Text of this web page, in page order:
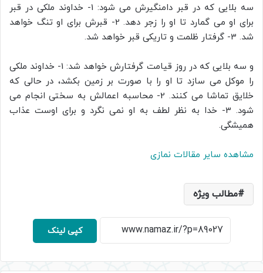
سه بلایی که در قبر دامنگیرش می شود: 1- خداوند ملکی در قبر
برای او می گمارد تا او را زجر دهد. 2- قبرش برای او تنگ خواهد
شد. 3- گرفتار ظلمت و تاریکی قبر خواهد شد.
و سه بلایی که در روز قیامت گرفتارش خواهد شد: 1- خداوند ملکی
را موکل می سازد تا او را با صورت بر زمین بکشد، در حالی که
خلایق تماشا می کنند. 2- محاسبه اعمالش به سختی انجام می
شود. 3- خدا به نظر لطف به او نمی نگرد و برای اوست عذاب
همیشگی.
مشاهده سایر مقالات نمازی
مطالب ویژه
کپی لینک